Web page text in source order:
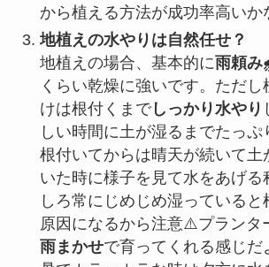
から植える方法が成功率高いか
地植えの水やりは自然任せ？
地植えの場合、基本的に雨頼
くらい乾燥に強いです。ただ
けは根付くまでしっかり水やり
しい時間に土が湿るまでたっぷ
根付いてからは晴天が続いて土
いた時に様子を見て水をあげる
しろ常にじめじめ湿っている
原因になるから注意⚠️プランタ
雨まかせで育ってくれる感じだ